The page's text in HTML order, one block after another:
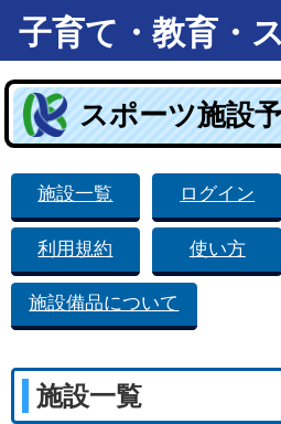
子育て・教育・
スポーツ施設
施設一覧 ログイン
利用規約 使い方
施設備品について
施設一覧